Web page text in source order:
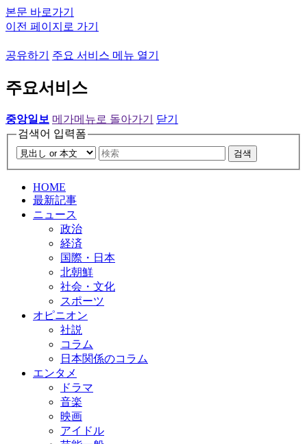
본문 바로가기
이전 페이지로 가기
공유하기 주요 서비스 메뉴 열기
주요서비스
중앙일보 메가메뉴로 돌아가기
닫기
검색어 입력폼
검색
HOME
最新記事
ニュース
政治
経済
国際・日本
北朝鮮
社会・文化
スポーツ
オピニオン
社説
コラム
日本関係のコラム
エンタメ
ドラマ
音楽
映画
アイドル